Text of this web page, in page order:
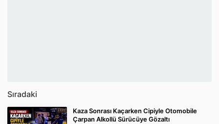
Sıradaki
Kaza Sonrası Kaçarken Cipiyle Otomobile
Çarpan Alkollü Sürücüye Gözaltı